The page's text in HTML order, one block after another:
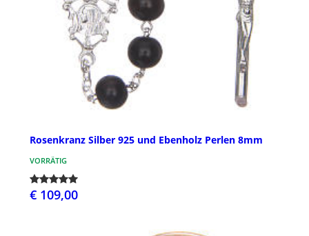
Rosenkranz Silber 925 und Ebenholz Perlen 8mm
VORRÄTIG
€ 109,00